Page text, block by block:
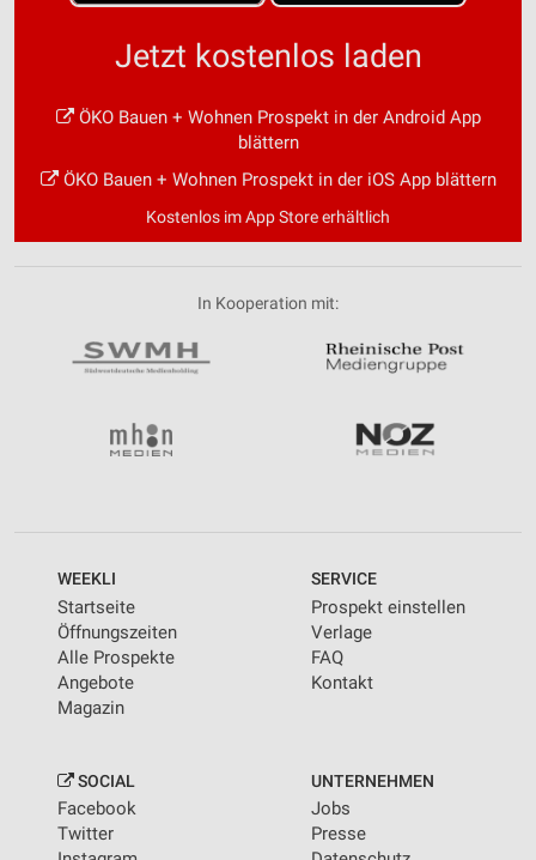
Jetzt kostenlos laden
ÖKO Bauen + Wohnen Prospekt in der Android App
blättern
ÖKO Bauen + Wohnen Prospekt in der iOS App blättern
Kostenlos im App Store erhältlich
In Kooperation mit:
WEEKLI
Startseite
Öffnungszeiten
Alle Prospekte
Angebote
Magazin
SERVICE
Prospekt einstellen
Verlage
FAQ
Kontakt
SOCIAL
Facebook
Twitter
UNTERNEHMEN
Jobs
Presse